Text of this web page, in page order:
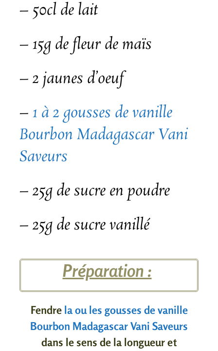
– 50cl de lait
– 15g de fleur de maïs
– 2 jaunes d’oeuf
– 1 à 2 gousses de vanille
Bourbon Madagascar Vani
Saveurs
– 25g de sucre en poudre
– 25g de sucre vanillé
Préparation :
Fendrela ou les gousses de vanille
Bourbon Madagascar Vani Saveurs
dans le sens de la longueur et